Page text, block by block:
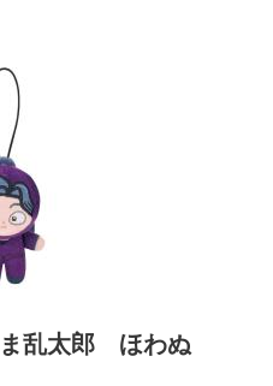
ま乱太郎 ほわぬ